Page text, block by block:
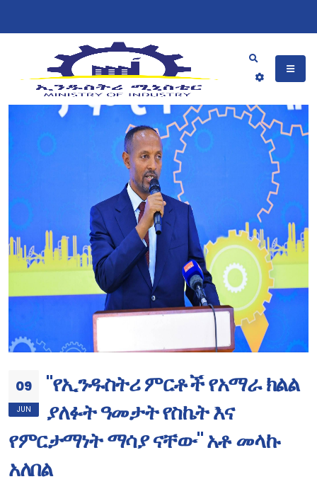
09
JUN
"የኢንዱስትሪ ምርቶች የአማራ ክልል
ያለፉት ዓመታት የስኬት እና
የምርታማነት ማሳያ ናቸው" አቶ መላኩ
አለበል